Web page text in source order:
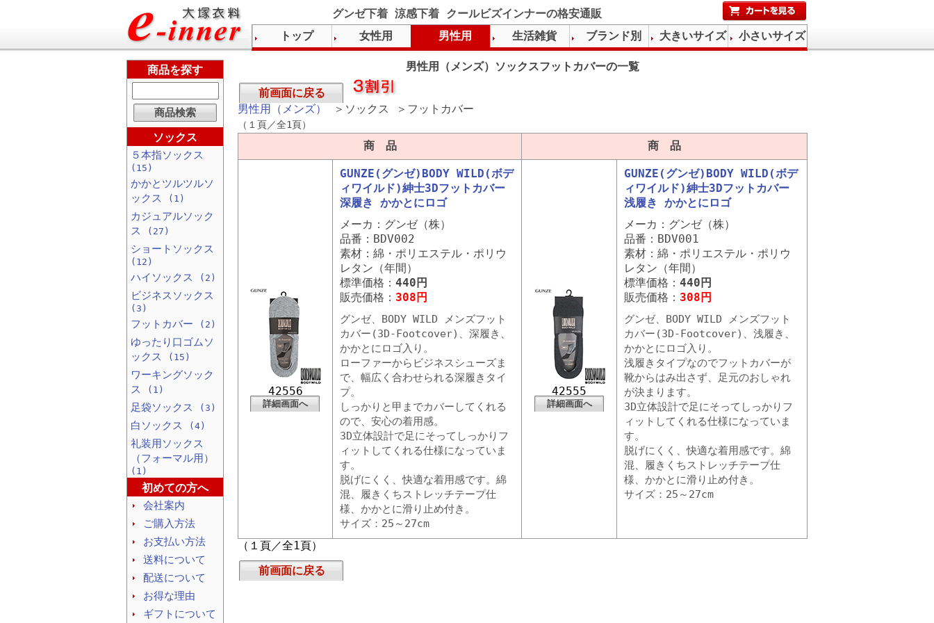
グンゼ下着 涼感下着 クールビズインナーの格安通販
男性用（メンズ）ソックスフットカバーの一覧
前画面に戻る
男性用（メンズ）
＞ソックス ＞フットカバー
（１頁／全1頁）
商 品 商 品
42556
詳細画面へ
GUNZE(グンゼ)BODY WILD(ボデ
ィワイルド)紳士3Dフットカバー
深履き かかとにロゴ
メーカ：グンゼ（株）
品番：BDV002
素材：綿・ポリエステル・ポリウ
レタン（年間）
標準価格： 440円
販売価格： 308円
グンゼ、BODY WILD メンズフット
カバー(3D-Footcover)、深履き、
かかとにロゴ入り。
ローファーからビジネスシューズま
で、幅広く合わせられる深履きタイ
プ。
しっかりと甲までカバーしてくれる
ので、安心の着用感。
3D立体設計で足にそってしっかりフ
ィットしてくれる仕様になっていま
す。
脱げにくく、快適な着用感です。綿
混、履きくちストレッチテープ仕
様、かかとに滑り止め付き。
サイズ：25～27cm
42555
詳細画面へ
GUNZE(グンゼ)BODY WILD(ボデ
ィワイルド)紳士3Dフットカバー
浅履き かかとにロゴ
メーカ：グンゼ（株）
品番：BDV001
素材：綿・ポリエステル・ポリウ
レタン（年間）
標準価格： 440円
販売価格： 308円
グンゼ、BODY WILD メンズフット
カバー(3D-Footcover)、浅履き、
かかとにロゴ入り。
浅履きタイプなのでフットカバーが
靴からはみ出さず、足元のおしゃれ
が決まります。
3D立体設計で足にそってしっかりフ
ィットしてくれる仕様になっていま
す。
脱げにくく、快適な着用感です。綿
混、履きくちストレッチテープ仕
様、かかとに滑り止め付き。
サイズ：25～27cm
（１頁／全1頁）
前画面に戻る
商品を探す
ソックス
５本指ソックス
(15)
かかとツルツルソ
ックス
(1)
カジュアルソック
ス
(27)
ショートソックス
(12)
ハイソックス (2)
ビジネスソックス
(3)
フットカバー (2)
ゆったり口ゴムソ
ックス
(15)
ワーキングソック
ス
(1)
足袋ソックス (3)
白ソックス (4)
礼装用ソックス
（フォーマル用）
(1)
初めての方へ
会社案内
ご購入方法
お支払い方法
送料について
配送について
お得な理由
ギフトについて
トップ 女性用 男性用 生活雑貨 ブランド別 大きいサイズ 小さいサイズ